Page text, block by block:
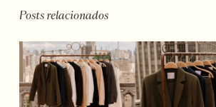
Posts relacionados